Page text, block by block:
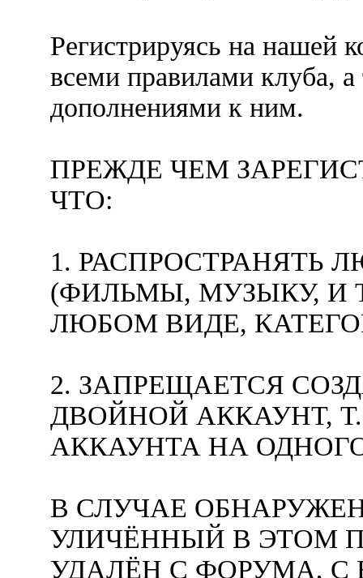
Регистрируясь на нашей
всеми правилами клуба,
дополнениями к ним.
ПРЕЖДЕ ЧЕМ
ЧТО:
1. РАСПРОСТРАНЯТЬ
(ФИЛЬМЫ, МУЗЫКУ, И
ЛЮБОМ ВИДЕ,
2. ЗАПРЕЩАЕТСЯ
ДВОЙНОЙ АККАУНТ,
АККАУНТА НА
В СЛУЧАЕ
УЛИЧЁННЫЙ В ЭТОМ
УДАЛЁН С ФОРУМА,